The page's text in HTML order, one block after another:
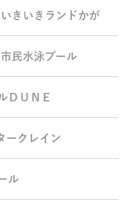
きいきランドかが
民水泳プール
ＤＵＮＥ
ークレイン
ル